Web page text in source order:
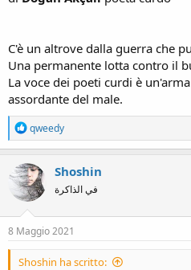
C'è un altrove dalla guerra che
Una permanente lotta contro il
La voce dei poeti curdi è
assordante del male.
R
e
a
c
t
i
o
n
s
qweedy
Shoshin
في الذاكرة
8 Maggio 2021
Shoshin ha scritto: